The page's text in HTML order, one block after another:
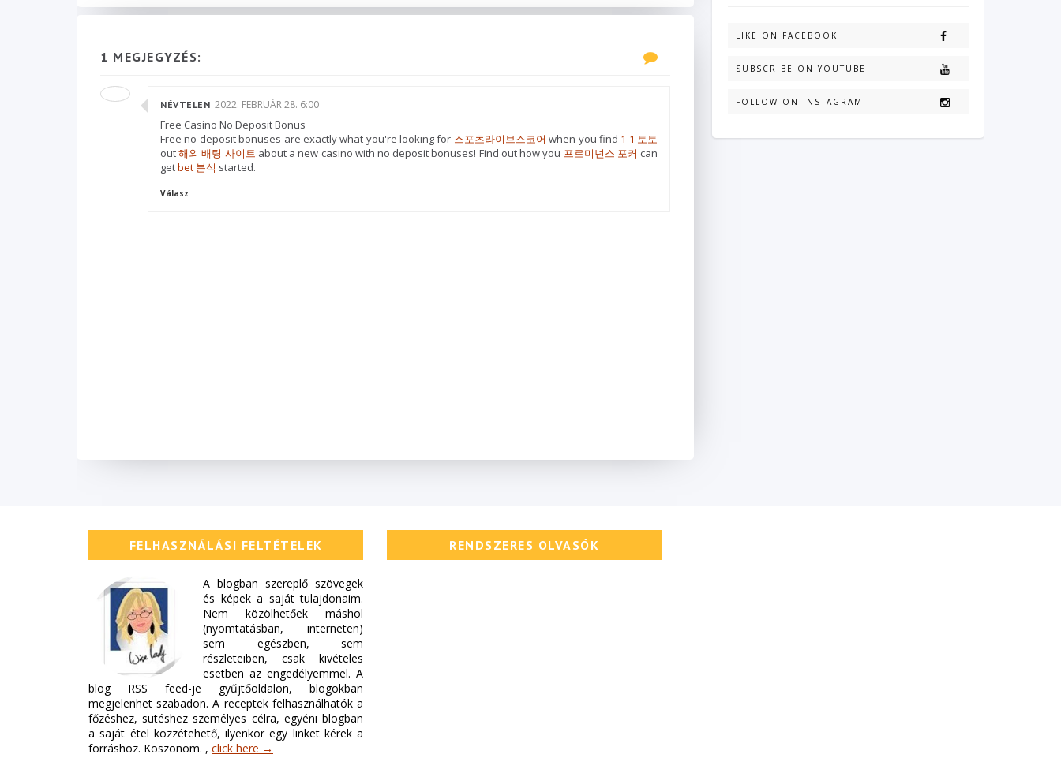
1 MEGJEGYZÉS:
NÉVTELEN 2022. FEBRUÁR 28. 6:00
Free Casino No Deposit Bonus
Free no deposit bonuses are exactly what you're looking for 스포츠라이브스코어 when you find 1 1 토토
out해외 배팅 사이트 about a new casino with no deposit bonuses! Find out how you 프로미넌스 포커 can
getbet 분석 started.
Válasz
LIKE ON FACEBOOK
SUBSCRIBE ON YOUTUBE
FOLLOW ON INSTAGRAM
FELHASZNÁLÁSI FELTÉTELEK
A blogban szereplő szövegek
és képek a saját tulajdonaim.
Nem közölhetőek máshol
(nyomtatásban, interneten)
sem egészben, sem
részleteiben, csak kivételes
esetben az engedélyemmel. A
blog RSS feed-je gyűjtőoldalon, blogokban
megjelenhet szabadon. A receptek felhasználhatók a
főzéshez, sütéshez személyes célra, egyéni blogban
a saját étel közzétehető, ilyenkor egy linket kérek a
forráshoz. Köszönöm. , click here →
RENDSZERES OLVASÓK